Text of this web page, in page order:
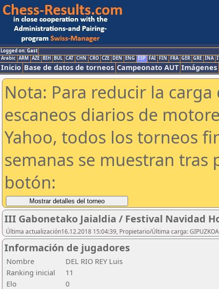
Logged on: Gast
Arabic ARM AZE BIH BUL CAT CHN CRO CZE DEN ENG ESP FAI FIN FRA GER GRE INA
Inicio Base de datos de torneos Campeonato AUT Imágenes
Nota: Para reducir la
escaneos diarios de
Yahoo, todos los torneos
semanas se muestran tras
botón:
III Gabonetako Jaialdia / Festival Navidad
Última actualización16.12.2018 15:04:39, Propietario/Última carga:
Información de jugadores
Nombre
DEL RIO REY Luis
Ranking inicial
11
Elo
0